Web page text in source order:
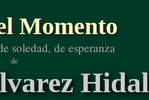
Momento
soledad, de esperanza
de